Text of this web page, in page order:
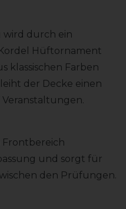
wird durch ein
Hüftornament
klassischen Farben
der Decke einen
Frontbereich
und sorgt für
den Prüfungen.